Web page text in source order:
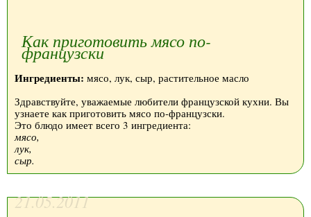
Как приготовить мясо по-
французски
Ингредиенты: мясо, лук, сыр, растительное масло
Здравствуйте, уважаемые любители французской кухни. Вы
узнаете как приготовить мясо по-французски.
Это блюдо имеет всего 3 ингредиента:
мясо,
лук,
сыр.
21.05.2011